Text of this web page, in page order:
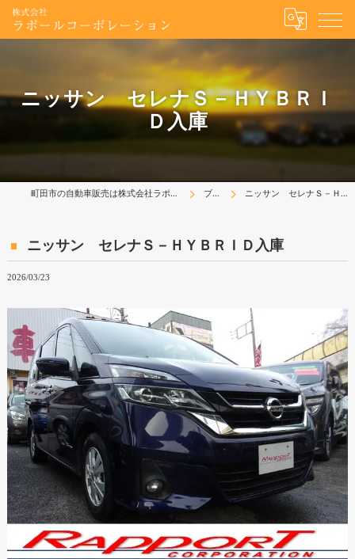
ニッサン セレナＳ－ＨＹＢＲＩ
Ｄ入庫
町田市の自動車販売は株式会社ラポールコーポレーション ブログ ニッサン セレナＳ－ＨＹＢＲＩＤ入庫
ニッサン セレナＳ－ＨＹＢＲＩＤ入庫
2026/03/23